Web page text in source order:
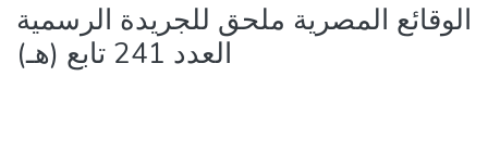
الوقائع المصرية ملحق للجريدة الرسمية
العدد 241 تابع (هـ)